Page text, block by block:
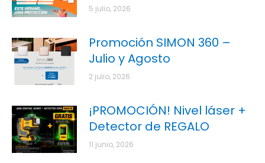
5 julio, 2026
Promoción SIMON 360 –
Julio y Agosto
2 julio, 2026
¡PROMOCIÓN! Nivel láser +
Detector de REGALO
11 junio, 2026